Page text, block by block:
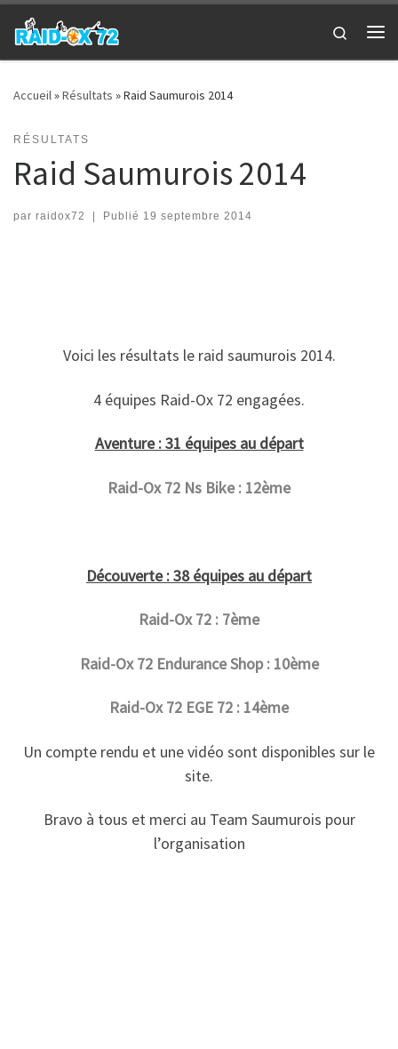
Passer au contenu
Search
Accueil»Résultats »Raid Saumurois 2014
RÉSULTATS
Raid Saumurois 2014
par raidox72 | Publié 19 septembre 2014
Voici les résultats le raid saumurois 2014.
4 équipes Raid-Ox 72 engagées.
Aventure : 31 équipes au départ
Raid-Ox 72 Ns Bike : 12ème
Découverte : 38 équipes au départ
Raid-Ox 72 : 7ème
Raid-Ox 72 Endurance Shop : 10ème
Raid-Ox 72 EGE 72 : 14ème
Un compte rendu et une vidéo sont disponibles sur le
site.
Bravo à tous et merci au Team Saumurois pour
l’organisation